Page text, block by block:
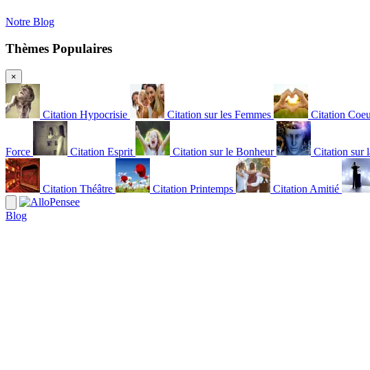
Notre Blog
Thèmes Populaires
×
Citation Hypocrisie Citation sur les Femmes Citation
Force Citation Esprit Citation sur le Bonheur Citation sur
Citation Théâtre Citation Printemps Citation Amitié
Blog